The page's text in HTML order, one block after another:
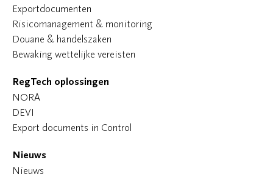
Exportdocumenten
Risicomanagement & monitoring
Douane & handelszaken
Bewaking wettelijke vereisten
RegTech oplossingen
NORA
DEVI
Export documents in Control
Nieuws
Nieuws